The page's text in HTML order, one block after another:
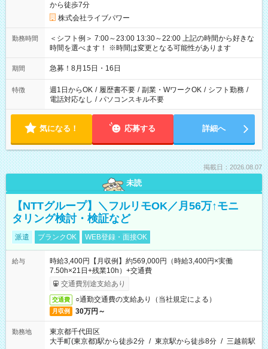
から徒歩7分
株式会社ライブパワー
勤務時間
＜シフト例＞ 7:00～23:00 13:30～22:00 上記の時間から好きな
時間を選べます！ ※時間は変更となる可能性があります
期間 急募！8月15日・16日
特徴 週1日からOK / 履歴書不要 / 副業・WワークOK / シフト勤務 /
電話対応なし / パソコンスキル不要
気になる！ 応募する 詳細へ
掲載日：2026.08.07
未読
【NTTグループ】＼フルリモOK／月56万↑モニ
タリング検討・検証など
派遣 ブランクOK WEB登録・面接OK
給与
時給3,400円【月収例】約569,000円（時給3,400円×実働
7.50h×21日+残業10h）+交通費
交通費別途支給あり
交通費 ○通勤交通費の支給あり（当社規定による）
月収例 30万円～
勤務地
東京都千代田区
大手町(東京都)駅から徒歩2分 / 東京駅から徒歩8分 / 三越前駅